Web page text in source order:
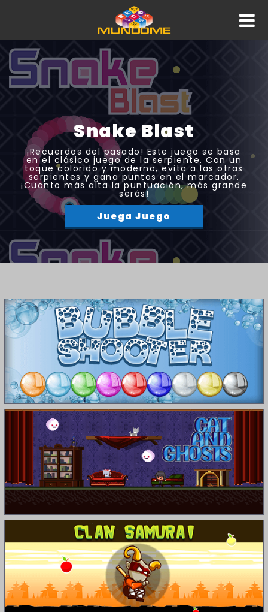
Snake Blast
¡Recuerdos del pasado! Este juego se basa
en el clásico juego de la serpiente. Con un
toque colorido y moderno, evita a las otras
serpientes y gana puntos en el marcador.
¡Cuanto más alta la puntuación, más grande
serás!
Juega Juego